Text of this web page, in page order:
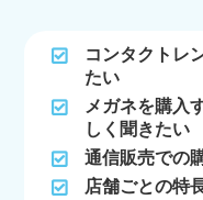
コンタクトレ
たい
メガネを購入
しく聞きたい
通信販売での
店舗ごとの特